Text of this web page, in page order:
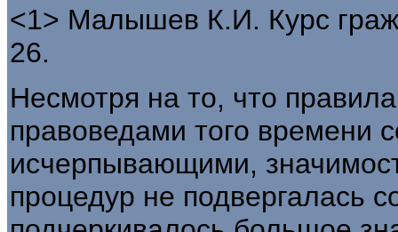
<1> Малышев К.И. Курс
26.
Несмотря на то, что
правоведами того времени
исчерпывающими,
процедур не подвергалась